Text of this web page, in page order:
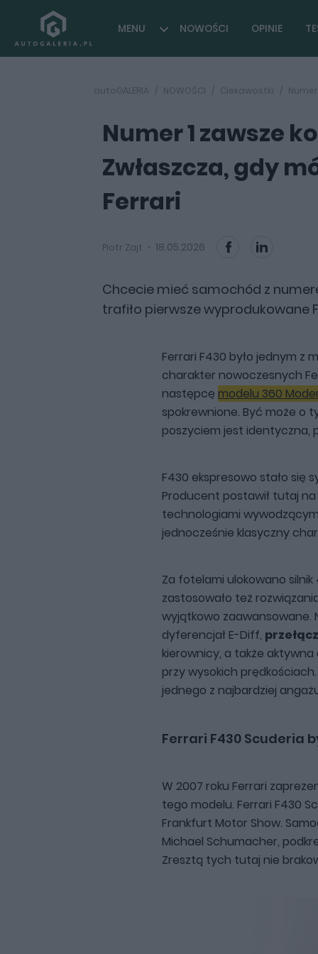
MENU NOWOŚCI OPINIE
autoGALERIA NOWOŚCI Ciekawostki
Numer 1 zawsze
Zwłaszcza, gdy
Ferrari
Piotr Zajt 18.05.2026
Chcecie mieć samochód z
trafiło pierwsze wyprodukowane
Ferrari F430 było jednym z
charakter nowoczesnych
następcę modelu 360
spokrewnione. Być może o
poszyciem jest identyczna,
F430 ekspresowo stało się
Producent postawił tutaj
technologiami
jednocześnie klasyczny
Za fotelami ulokowano silnik
zastosowało też
wyjątkowo zaawansowane.
dyferencjał E-Diff,
kierownicy, a także
przy wysokich
jednego z najbardziej
Ferrari F430 Scuderia
W 2007 roku Ferrari
tego modelu. Ferrari F430
Frankfurt Motor Show.
Michael Schumacher,
Zresztą tych tutaj nie